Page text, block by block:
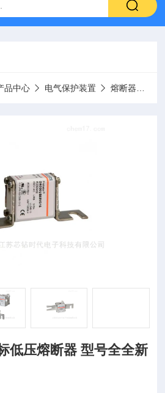
品中心 电气保护装置 熔断器
低压熔断器 型号全全新